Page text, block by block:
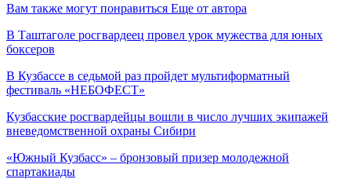
Вам также могут понравиться Еще от автора
В Таштаголе росгвардеец провел урок мужества для юных
боксеров
В Кузбассе в седьмой раз пройдет мультиформатный
фестиваль «НЕБОФЕСТ»
Кузбасские росгвардейцы вошли в число лучших экипажей
вневедомственной охраны Сибири
«Южный Кузбасс» – бронзовый призер молодежной
спартакиады